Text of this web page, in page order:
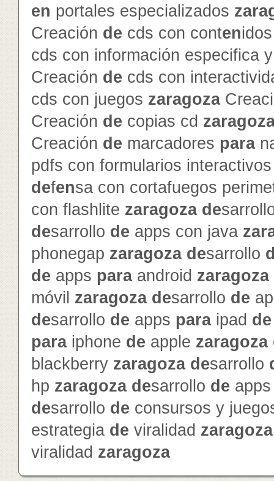
en portales especializados
Creación de cds con conten
cds con información especifica
Creación de cds con
cds con juegos zaragoza
Creación de copias cd
Creación de marcadores para
pdfs con formularios
defensa con cortafuegos
con flashlite zaragoza de
desarrollo de apps con java
phonegap zaragoza desarrollo
de apps paraandroid zaragoza
móvil zaragoza desarrollo de
desarrollo de apps paraipad de
paraiphone de apple zaragoza
blackberry zaragoza desarrollo
hp zaragoza desarrollo de
desarrollo de consursos y
estrategia de viralidad zaragoza
viralidad zaragoza